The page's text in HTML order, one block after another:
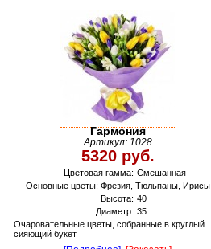
Гармония
Артикул: 1028
5320 руб.
Цветовая гамма: Смешанная
Основные цветы: Фрезия, Тюльпаны, Ирисы
Высота: 40
Диаметр: 35
Очаровательные цветы, собранные в круглый
сияющий букет